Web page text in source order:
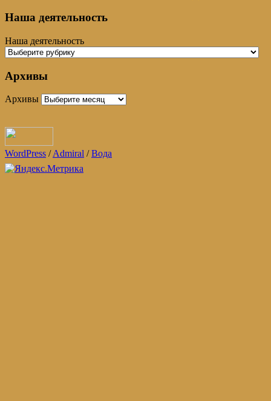
Наша деятельность
Наша деятельность
Архивы
Архивы
WordPress /Admiral /Вода